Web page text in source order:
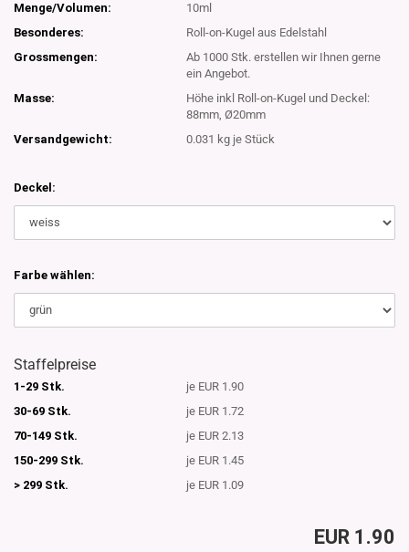
Menge/Volumen:
10ml
Besonderes:
Roll-on-Kugel aus Edelstahl
Grossmengen:
Ab 1000 Stk. erstellen wir Ihnen gerne
ein Angebot.
Masse:
Höhe inkl Roll-on-Kugel und Deckel:
88mm, Ø20mm
Versandgewicht:
0.031 kg je Stück
Deckel:
Farbe wählen:
Staffelpreise
1-29 Stk.
je EUR 1.90
30-69 Stk.
je EUR 1.72
70-149 Stk.
je EUR 2.13
150-299 Stk.
je EUR 1.45
> 299 Stk.
je EUR 1.09
EUR 1.90